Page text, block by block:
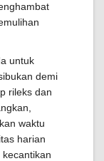
untuk
demi
rileks dan
waktu
harian